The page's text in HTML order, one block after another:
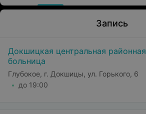
Запись
Докшицкая центральная районная
больница
Глубокое, г. Докшицы, ул. Горького, 6
до 19:00